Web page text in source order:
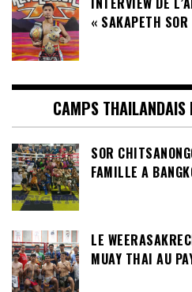
« SAKAPETH
CAMPS THAILANDAIS
SOR
FAMILLE A
LE
MUAY THAI AU